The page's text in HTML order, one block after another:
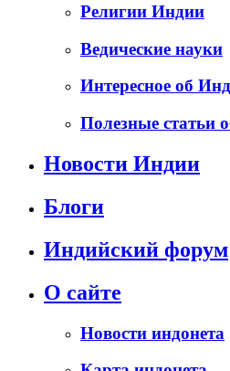
Религии Индии
Ведические науки
Интересное об
Полезные статьи
Новости Индии
Блоги
Индийский форум
О сайте
Новости индонета